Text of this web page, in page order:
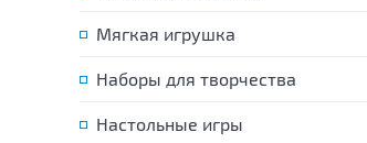
Мягкая игрушка
Наборы для творчества
Настольные игры